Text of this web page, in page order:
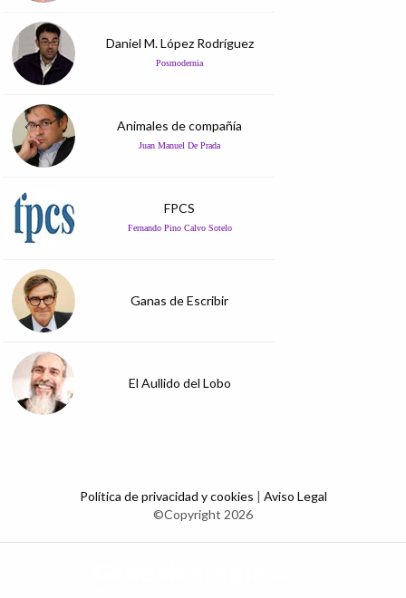
Daniel M. López Rodríguez
Posmodernia
Animales de compañía
Juan Manuel De Prada
FPCS
Fernando Pino Calvo Sotelo
Ganas de Escribir
El Aullido del Lobo
Política de privacidad y cookies | Aviso Legal
©Copyright 2026